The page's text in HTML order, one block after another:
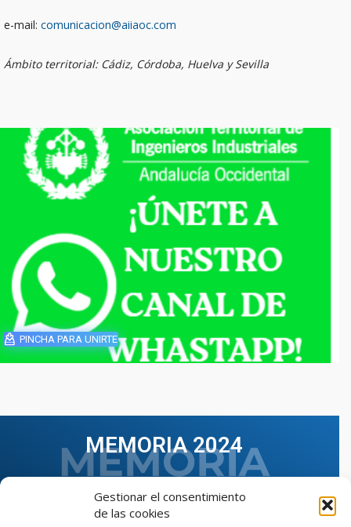
Gestionar el consentimiento
de las cookies
e-mail: comunicacion@aiiaoc.com
Ámbito territorial: Cádiz, Córdoba, Huelva y Sevilla
PINCHA PARA UNIRTE
MEMORIA 2024